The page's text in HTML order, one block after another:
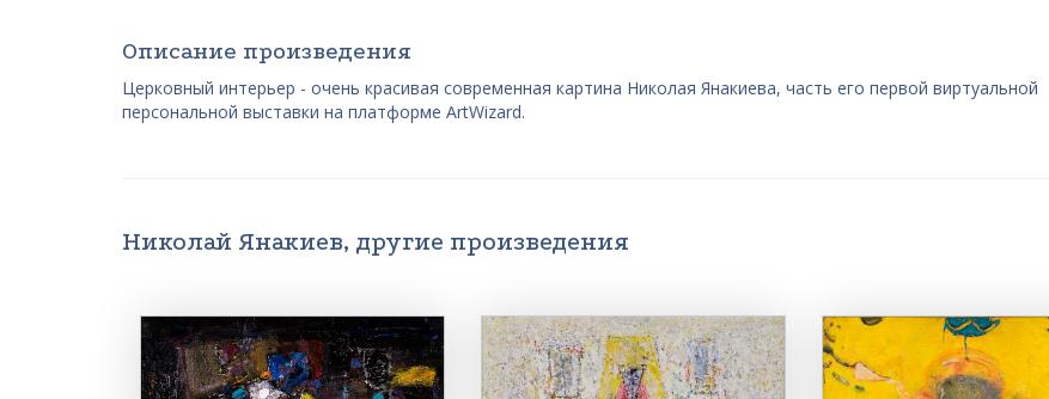
Описание произведения
Церковный интерьер - очень красивая современная картина Николая Янакиева, часть его первой виртуальной
персональной выставки на платформе ArtWizard.
Николай Янакиев, другие произведения